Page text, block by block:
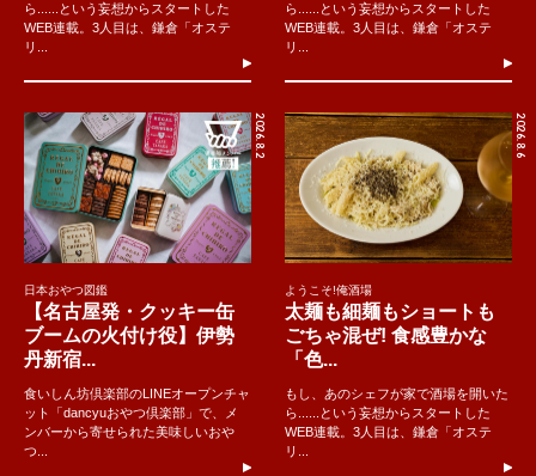
ら......という妄想からスタートした
WEB連載。3人目は、鎌倉「オステ
リ...
ら......という妄想からスタートした
WEB連載。3人目は、鎌倉「オステ
リ...
2026.8.2
日本おやつ図鑑
【名古屋発・クッキー缶
ブームの火付け役】伊勢
丹新宿...
食いしん坊倶楽部のLINEオープンチャ
ット「dancyuおやつ倶楽部」で、メ
ンバーから寄せられた美味しいおや
つ...
2026.8.6
ようこそ!俺酒場
太麺も細麺もショートも
ごちゃ混ぜ! 食感豊かな
「色...
もし、あのシェフが家で酒場を開いた
ら......という妄想からスタートした
WEB連載。3人目は、鎌倉「オステ
リ...